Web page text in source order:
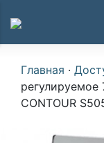
Главная ·
CONTOUR